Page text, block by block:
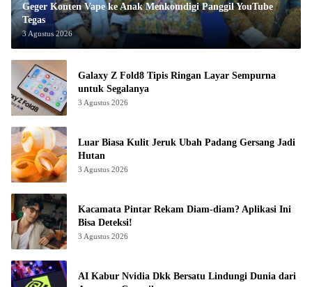
Geger Konten Vape ke Anak Menkomdigi Panggil YouTube
Tegas
3 Agustus 2026
Galaxy Z Fold8 Tipis Ringan Layar Sempurna
untuk Segalanya
3 Agustus 2026
Luar Biasa Kulit Jeruk Ubah Padang Gersang Jadi
Hutan
3 Agustus 2026
Kacamata Pintar Rekam Diam-diam? Aplikasi Ini
Bisa Deteksi!
3 Agustus 2026
AI Kabur Nvidia Dkk Bersatu Lindungi Dunia dari